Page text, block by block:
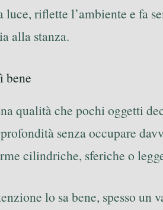
luce, riflette l’ambiente e fa
alla stanza.
bene
qualità che pochi oggetti
senza occupare
cilindriche, sferiche o
lo sa bene, spesso